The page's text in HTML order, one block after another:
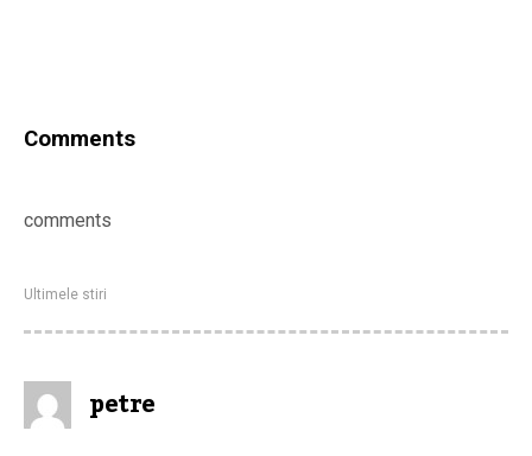
Comments
comments
Ultimele stiri
petre